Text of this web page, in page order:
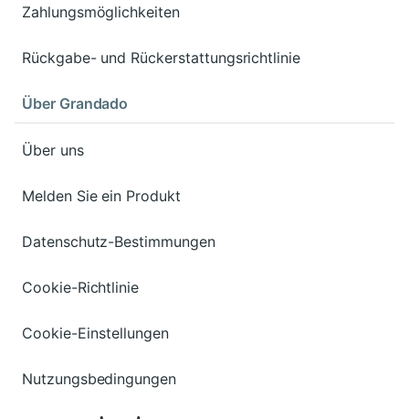
Zahlungsmöglichkeiten
Rückgabe- und Rückerstattungsrichtlinie
Über Grandado
Über uns
Melden Sie ein Produkt
Datenschutz-Bestimmungen
Cookie-Richtlinie
Cookie-Einstellungen
Nutzungsbedingungen